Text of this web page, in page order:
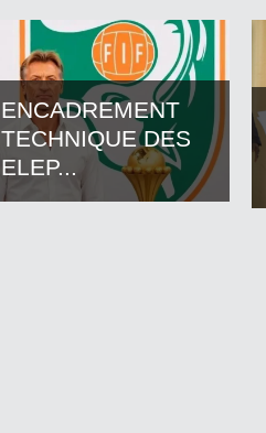
ENCADREMENT
TECHNIQUE DES
ELEP...